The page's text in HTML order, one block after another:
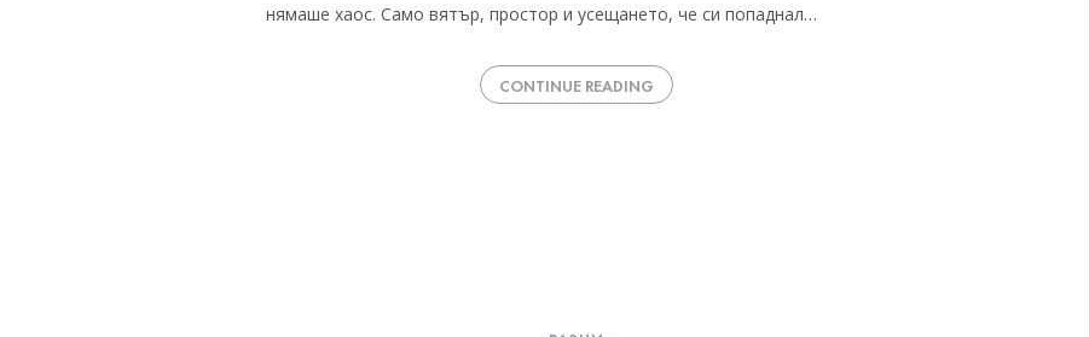
нямаше хаос. Само вятър, простор и усещането, че си попаднал…
CONTINUE READING